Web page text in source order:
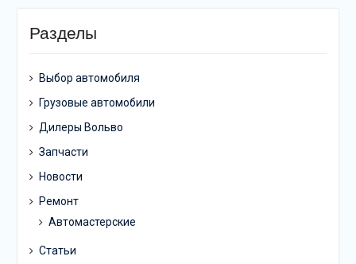
Разделы
Выбор автомобиля
Грузовые автомобили
Дилеры Вольво
Запчасти
Новости
Ремонт
Автомастерские
Статьи